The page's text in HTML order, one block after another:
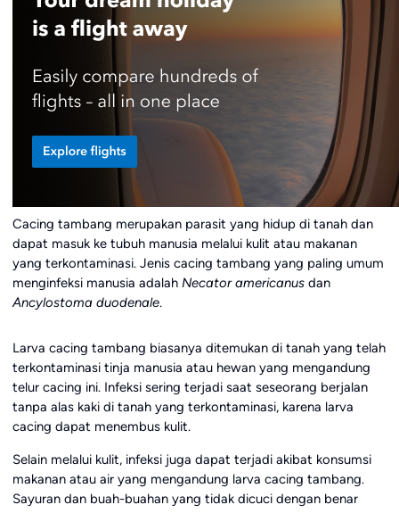
Cacing tambang merupakan parasit yang hidup di tanah dan
dapat masuk ke tubuh manusia melalui kulit atau makanan
yang terkontaminasi. Jenis cacing tambang yang paling umum
menginfeksi manusia adalah Necator americanusdan
Ancylostoma duodenale.
Larva cacing tambang biasanya ditemukan di tanah yang telah
terkontaminasi tinja manusia atau hewan yang mengandung
telur cacing ini. Infeksi sering terjadi saat seseorang berjalan
tanpa alas kaki di tanah yang terkontaminasi, karena larva
cacing dapat menembus kulit.
Selain melalui kulit, infeksi juga dapat terjadi akibat konsumsi
makanan atau air yang mengandung larva cacing tambang.
Sayuran dan buah-buahan yang tidak dicuci dengan benar